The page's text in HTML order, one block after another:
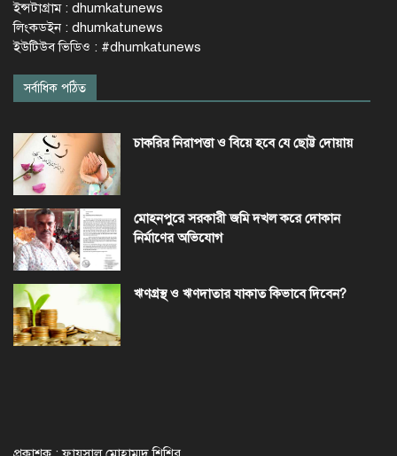
ইন্সটাগ্রাম : dhumkatunews
লিংকডইন : dhumkatunews
ইউটিউব ভিডিও : #dhumkatunews
সর্বাধিক পঠিত
চাকরির নিরাপত্তা ও বিয়ে হবে যে ছোট্ট দোয়ায়
মোহনপুরে সরকারী জমি দখল করে দোকান
নির্মাণের অভিযোগ
ঋণগ্রস্থ ও ঋণদাতার যাকাত কিভাবে দিবেন?